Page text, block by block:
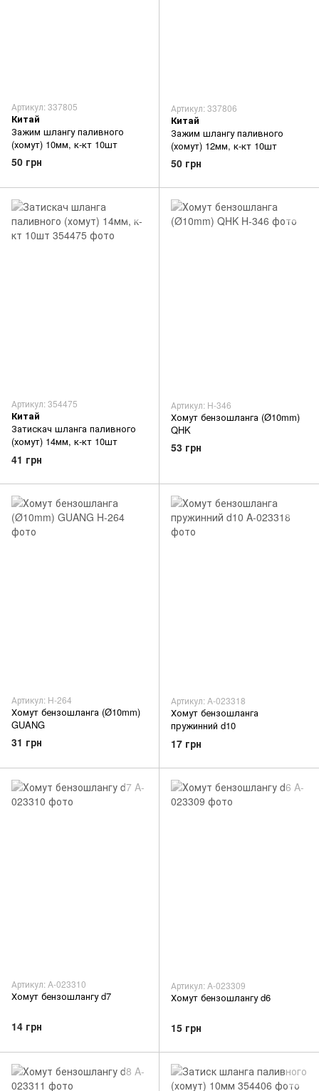
Артикул: 337805
Китай
Зажим шлангу паливного
(хомут) 10мм, к-кт 10шт
50 грн
Артикул: 337806
Китай
Зажим шлангу паливного
(хомут) 12мм, к-кт 10шт
50 грн
Артикул: 354475
Китай
Затискач шланга паливного
(хомут) 14мм, к-кт 10шт
41 грн
Артикул: H-346
Хомут бензошланга (Ø10mm)
QHK
53 грн
Артикул: H-264
Хомут бензошланга (Ø10mm)
GUANG
31 грн
Артикул: A-023318
Хомут бензошланга
пружинний d10
17 грн
Артикул: A-023310
Хомут бензошлангу d7
14 грн
Артикул: A-023309
Хомут бензошлангу d6
15 грн